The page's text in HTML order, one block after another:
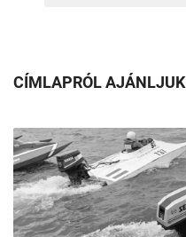
CÍMLAPRÓL AJÁNLJUK